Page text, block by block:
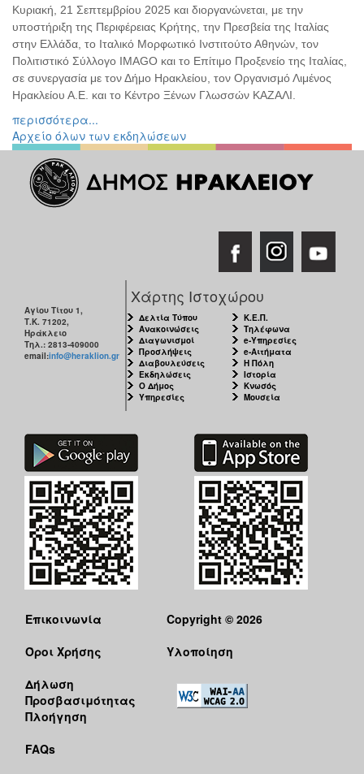
Κυριακή, 21 Σεπτεμβρίου 2025 και διοργανώνεται, με την
υποστήριξη της Περιφέρειας Κρήτης, την Πρεσβεία της Ιταλίας
στην Ελλάδα, το Ιταλικό Μορφωτικό Ινστιτούτο Αθηνών, τον
Πολιτιστικό Σύλλογο IMAGO και το Επίτιμο Προξενείο της Ιταλίας,
σε συνεργασία με τον Δήμο Ηρακλείου, τον Οργανισμό Λιμένος
Ηρακλείου Α.Ε. και το Κέντρο Ξένων Γλωσσών ΚΑΖΑΛΙ.
περισσότερα...
Αρχείο όλων των εκδηλώσεων
Αγίου Τίτου 1,
Τ.Κ. 71202,
Ηράκλειο
Τηλ.: 2813-409000
email:info@heraklion.gr
Χάρτης Ιστοχώρου
Δελτία Τύπου
Ανακοινώσεις
Διαγωνισμοί
Προσλήψεις
Διαβουλεύσεις
Εκδηλώσεις
Ο Δήμος
Υπηρεσίες
Κ.Ε.Π.
Τηλέφωνα
e-Υπηρεσίες
e-Αιτήματα
Η Πόλη
Ιστορία
Κνωσός
Μουσεία
Επικοινωνία
Όροι Χρήσης
Δήλωση
Προσβασιμότητας
Πλοήγηση
FAQs
Copyright © 2026
Υλοποίηση